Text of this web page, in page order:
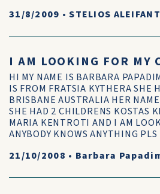
31/8/2009 •STELIOS
I AM LOOKING FOR MY
HI MY NAME IS BARBARA
IS FROM FRATSIA KYTHERA SHE
BRISBANE AUSTRALIA HER
SHE HAD 2 CHILDRENS KOSTAS
MARIA KENTROTI AND I AM
ANYBODY KNOWS ANYTHING PLS
21/10/2008 • Barbara